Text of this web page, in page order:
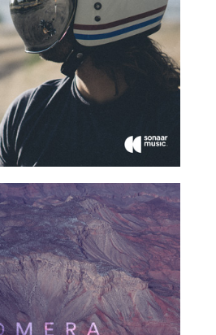
2017